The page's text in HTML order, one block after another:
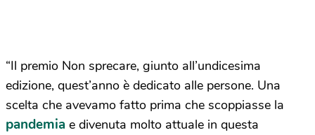
“Il premio Non sprecare, giunto all’undicesima
edizione, quest’anno è dedicato alle persone. Una
scelta che avevamo fatto prima che scoppiasse la
pandemia e divenuta molto attuale in questa